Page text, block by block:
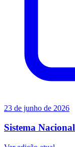
23 de junho de 2026
Sistema